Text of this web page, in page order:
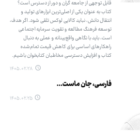
قابل توجهی از جامعه گران و دور از دسترس است؟
کتاب به عنوان یکی از اصلی‌ترین ابزارهای تولید و
انتقال دانش، نباید کالایی لوکس تلقی شود. اگر هدف،
توسعه فرهنگ مطالعه و تقویت سرمایه اجتماعی
است، باید با نگاهی واقع‌بینانه و عملی به دنبال
راهکارهای اساسی برای کاهش قیمت تمام‌شده
کتاب و افزایش دسترسی مخاطبان کتابخوان باشیم.
۱۴۰۵.۰۲.۲۸
فارسی، جان ماست...
۱۴۰۵.۰۲.۲۵